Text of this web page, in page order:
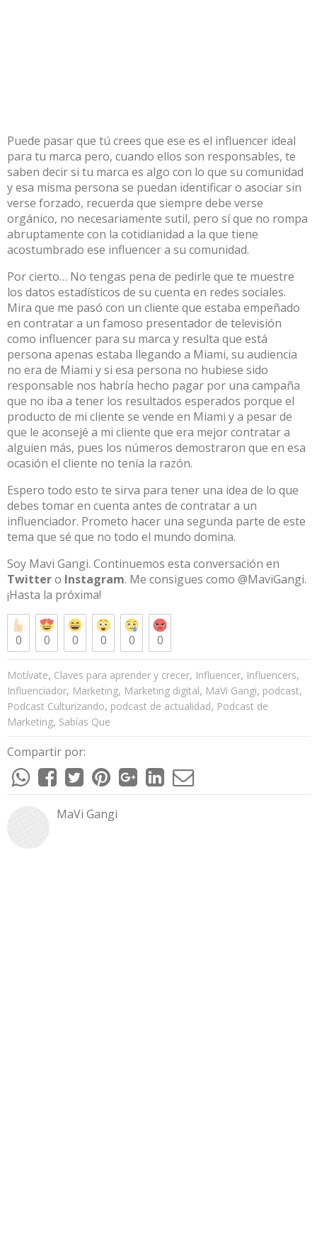
Puede pasar que tú crees que ese es el influencer ideal
para tu marca pero, cuando ellos son responsables, te
saben decir si tu marca es algo con lo que su comunidad
y esa misma persona se puedan identificar o asociar sin
verse forzado, recuerda que siempre debe verse
orgánico, no necesariamente sutil, pero sí que no rompa
abruptamente con la cotidianidad a la que tiene
acostumbrado ese influencer a su comunidad.
Por cierto… No tengas pena de pedirle que te muestre
los datos estadísticos de su cuenta en redes sociales.
Mira que me pasó con un cliente que estaba empeñado
en contratar a un famoso presentador de televisión
como influencer para su marca y resulta que está
persona apenas estaba llegando a Miami, su audiencia
no era de Miami y si esa persona no hubiese sido
responsable nos habría hecho pagar por una campaña
que no iba a tener los resultados esperados porque el
producto de mi cliente se vende en Miami y a pesar de
que le aconsejé a mi cliente que era mejor contratar a
alguien más, pues los números demostraron que en esa
ocasión el cliente no tenía la razón.
Espero todo esto te sirva para tener una idea de lo que
debes tomar en cuenta antes de contratar a un
influenciador. Prometo hacer una segunda parte de este
tema que sé que no todo el mundo domina.
Soy Mavi Gangi. Continuemos esta conversación en
Twittero Instagram. Me consigues como @MaviGangi.
¡Hasta la próxima!
0 0 0 0 0 0
Motívate, Claves para aprender y crecer, Influencer, Influencers,
Influenciador, Marketing, Marketing digital, MaVi Gangi, podcast,
Podcast Culturizando, podcast de actualidad, Podcast de
Marketing, Sabías Que
Compartir por:
MaVi Gangi